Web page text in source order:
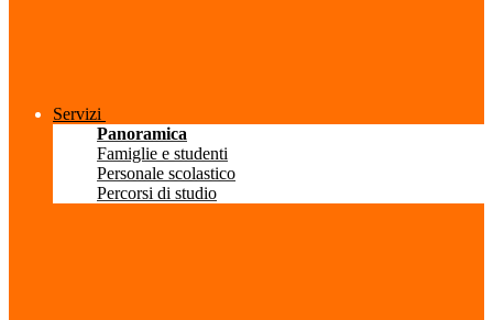
Servizi
Panoramica
Famiglie e studenti
Personale scolastico
Percorsi di studio